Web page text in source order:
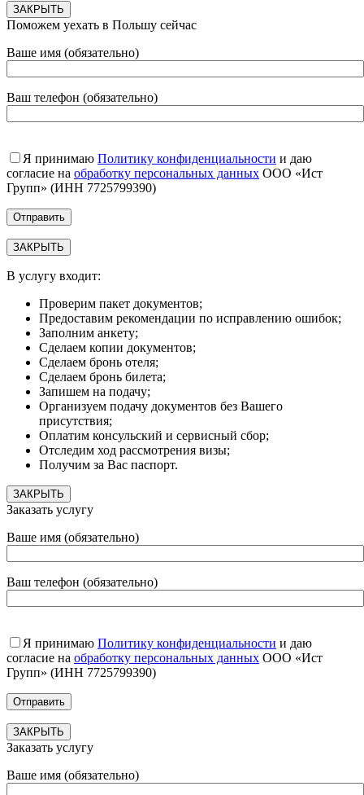
ЗАКРЫТЬ
Поможем уехать в Польшу сейчас
Ваше имя (обязательно)
Ваш телефон (обязательно)
Я принимаю Политику конфиденциальности и даю
согласие на обработку персональных данных ООО «Ист
Групп» (ИНН 7725799390)
ЗАКРЫТЬ
В услугу входит:
Проверим пакет документов;
Предоставим рекомендации по исправлению ошибок;
Заполним анкету;
Сделаем копии документов;
Сделаем бронь отеля;
Сделаем бронь билета;
Запишем на подачу;
Организуем подачу документов без Вашего
присутствия;
Оплатим консульский и сервисный сбор;
Отследим ход рассмотрения визы;
Получим за Вас паспорт.
ЗАКРЫТЬ
Заказать услугу
Ваше имя (обязательно)
Ваш телефон (обязательно)
Я принимаю Политику конфиденциальности и даю
согласие на обработку персональных данных ООО «Ист
Групп» (ИНН 7725799390)
ЗАКРЫТЬ
Заказать услугу
Ваше имя (обязательно)